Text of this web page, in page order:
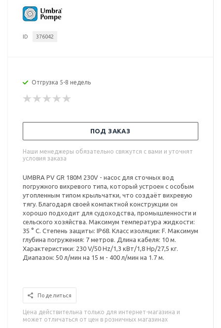
ID 376042
Отгрузка 5-8 недель
ПОД ЗАКАЗ
Наши менеджеры обязательно свяжутся с вами и уточнят
условия заказа
UMBRA PV GR 180M 230V - насос для сточных вод
погружного вихревого типа, который устроен с особым
утопленным типом крыльчатки, что создаёт вихревую
тягу. Благодаря своей компактной конструкции он
хорошо подходит для судоходства, промышленности и
сельского хозяйства. Максимум температура жидкости:
35 ° С. Степень защиты: IP68. Класс изоляции: F. Максимум
глубина погружения: 7 метров. Длина кабеля: 10 м.
Характеристики: 230 V/50 Hz/1,3 кВт/1,8 Hp/27,5 кг.
Диапазон: 50 л/мин на 15 м - 400 л/мин на 1.7 м.
Поделиться
Цена действительна только для интернет-магазина и
может отличаться от цен в розничных магазинах